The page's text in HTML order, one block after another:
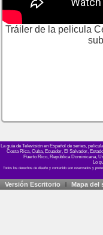
Tráiler de la pelicula
La guía de Televisión en Español de series,
Costa Rica, Cuba, Ecuador, El Salvador,
Puerto Rico, República Dominicana,
Lo
Versión Escritorio Mapa del